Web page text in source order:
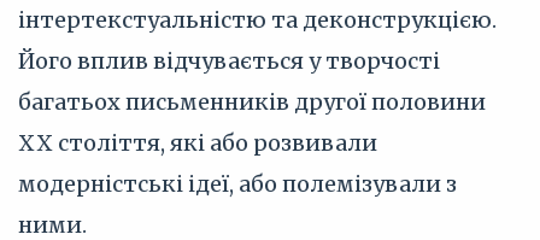
інтертекстуальністю та деконструкцією.
Його вплив відчувається у творчості
багатьох письменників другої половини
XX століття, які або розвивали
модерністські ідеї, або полемізували з
ними.